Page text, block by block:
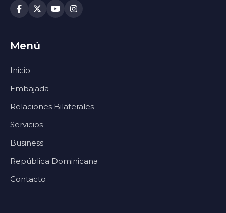
Menú
Inicio
Embajada
Relaciones Bilaterales
Servicios
Business
República Dominicana
Contacto